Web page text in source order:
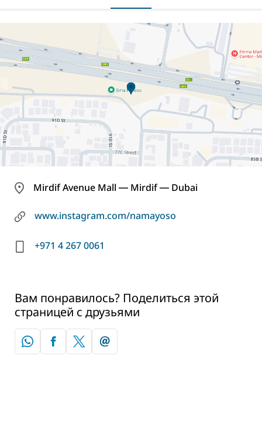
Mirdif Avenue Mall ― Mirdif ― Dubai
www.instagram.com/namayoso
+971 4 267 0061
Вам понравилось? Поделиться этой
страницей с друзьями